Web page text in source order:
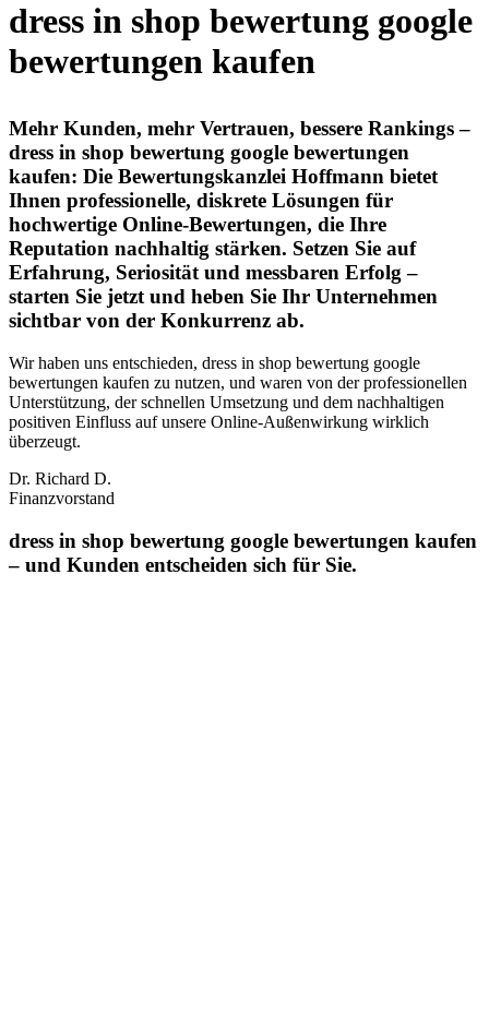
dress in shop bewertung google
bewertungen kaufen
Mehr Kunden, mehr Vertrauen, bessere Rankings –
dress in shop bewertung google bewertungen
kaufen: Die Bewertungskanzlei Hoffmann bietet
Ihnen professionelle, diskrete Lösungen für
hochwertige Online-Bewertungen, die Ihre
Reputation nachhaltig stärken. Setzen Sie auf
Erfahrung, Seriosität und messbaren Erfolg –
starten Sie jetzt und heben Sie Ihr Unternehmen
sichtbar von der Konkurrenz ab.
Wir haben uns entschieden, dress in shop bewertung google
bewertungen kaufen zu nutzen, und waren von der professionellen
Unterstützung, der schnellen Umsetzung und dem nachhaltigen
positiven Einfluss auf unsere Online‑Außenwirkung wirklich
überzeugt.
Dr. Richard D.
Finanzvorstand
dress in shop bewertung google bewertungen kaufen
– und Kunden entscheiden sich für Sie.